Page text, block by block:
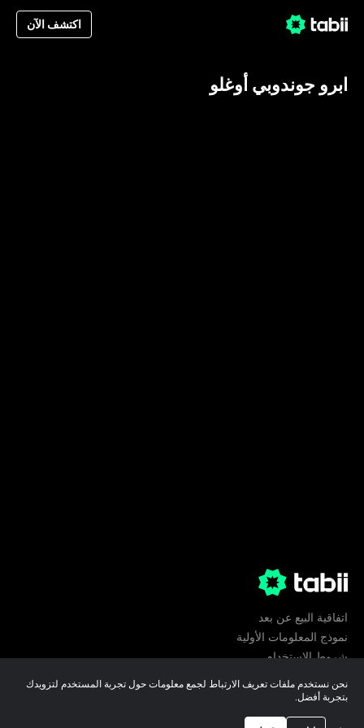
اكتشف الآن
ابرو جوندوبي أوغلو
اتفاقية البيع عن بعد
نموذج المعلومات الأولية
شروط الإستخدام
تفضيلات ملفات تعريف الارتباط
نحن نستخدم ملفات تعريف الارتباط لجمع معلومات حول تجربة المستخدم لتزويدك
بتجربة أفضل.